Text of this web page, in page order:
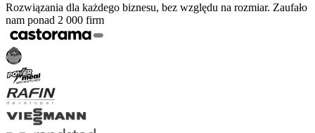
Rozwiązania dla każdego biznesu, bez względu na rozmiar. Zaufało
nam ponad 2 000 firm